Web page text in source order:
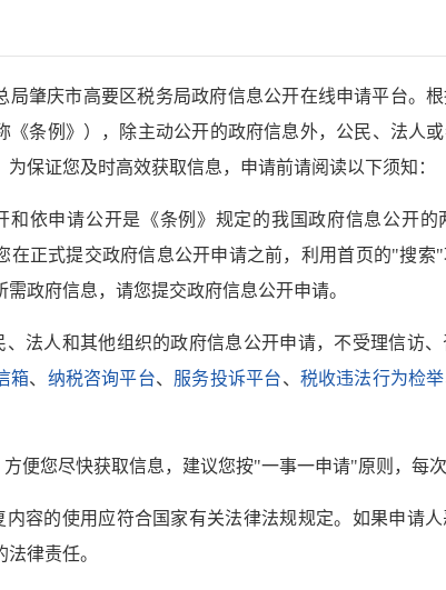
局肇庆市高要区税务局政府信息公开在线申请平台。
《条例》），除主动公开的政府信息外，公民、法人
保证您及时高效获取信息，申请前请阅读以下须知：
和依申请公开是《条例》规定的我国政府信息公开的
在正式提交政府信息公开申请之前，利用首页的"搜索
政府信息，请您提交政府信息公开申请。
、法人和其他组织的政府信息公开申请，不受理信访
箱、 纳税咨询平台、 服务投诉平台、 税收违法行为检举
便您尽快获取信息，建议您按"一事一申请"原则，每
内容的使用应符合国家有关法律法规规定。如果申请
律责任。